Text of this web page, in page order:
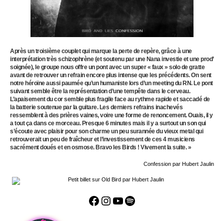
Après un troisième couplet qui marque la perte de repère, grâce à une
interprétation très schizophrène (et soutenu par une Nana investie et une prod’
soignée), le groupe nous offre un pont avec un super « faux » solo de gratte
avant de retrouver un refrain encore plus intense que les précédents. On sent
notre héroïne aussi paumée qu’un humaniste lors d’un meeting du RN. Le pont
suivant semble être la représentation d’une tempête dans le cerveau.
L’apaisement du cor semble plus fragile face au rythme rapide et saccadé de
la batterie soutenue par la guitare. Les derniers refrains inachevés
ressemblent à des prières vaines, voire une forme de renoncement. Ouais, il y
a tout ça dans ce morceau. Presque 6 minutes mais il y a surtout un son qui
s’écoute avec plaisir pour son charme un peu surannée du vieux metal qui
retrouverait un peu de fraîcheur et l’investissement de ces 4 musiciens
sacrément doués et en osmose. Bravo les Birds ! Vivement la suite. »
Confession par Hubert Jaulin
Facebook
Instagram
YouTube
Spotify